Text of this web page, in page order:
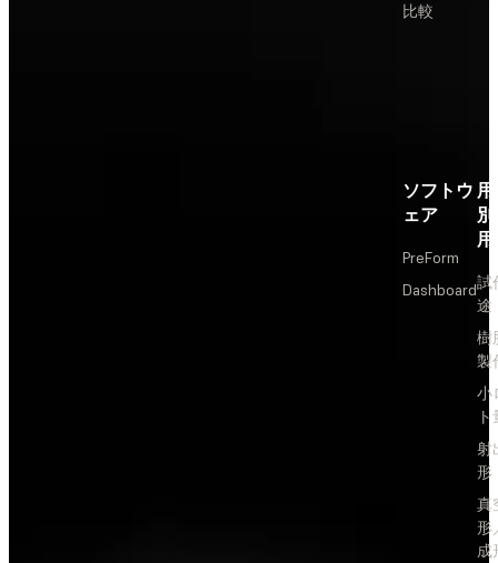
比較
ソフトウ
ェア
PreForm
Dashboard試
途
樹
製
小
射
形
真
形
成